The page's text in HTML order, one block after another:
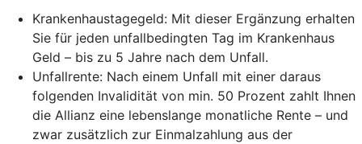
Krankenhaustagegeld: Mit dieser Ergänzung erhalten
Sie für jeden unfallbedingten Tag im Krankenhaus
Geld – bis zu 5 Jahre nach dem Unfall.
Unfallrente: Nach einem Unfall mit einer daraus
folgenden Invalidität von min. 50 Prozent zahlt Ihnen
die Allianz eine lebenslange monatliche Rente – und
zwar zusätzlich zur Einmalzahlung aus der